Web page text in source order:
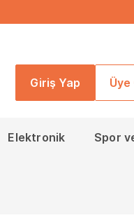
Giriş Yap Üye
Elektronik Spor